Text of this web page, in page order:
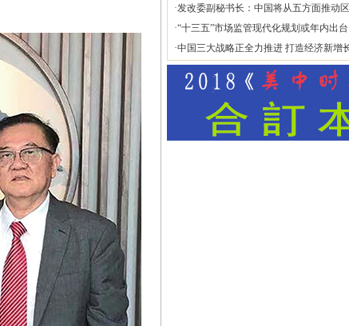
·发改委副秘书长：中国将从五方面推动
·“十三五”市场监管现代化规划或年内出台
·中国三大战略正全力推进 打造经济新增